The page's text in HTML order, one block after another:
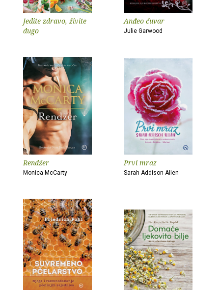
Jedite zdravo, živite
dugo
Anđeo čuvar
Julie Garwood
Rendžer
Monica McCarty
Prvi mraz
Sarah Addison Allen